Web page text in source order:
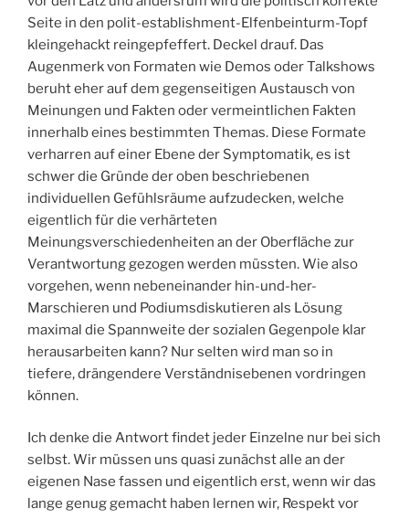
Seite in den polit-establishment-Elfenbeinturm-Topf
kleingehackt reingepfeffert. Deckel drauf. Das
Augenmerk von Formaten wie Demos oder Talkshows
beruht eher auf dem gegenseitigen Austausch von
Meinungen und Fakten oder vermeintlichen Fakten
innerhalb eines bestimmten Themas. Diese Formate
verharren auf einer Ebene der Symptomatik, es ist
schwer die Gründe der oben beschriebenen
individuellen Gefühlsräume aufzudecken, welche
eigentlich für die verhärteten
Meinungsverschiedenheiten an der Oberfläche zur
Verantwortung gezogen werden müssten. Wie also
vorgehen, wenn nebeneinander hin-und-her-
Marschieren und Podiumsdiskutieren als Lösung
maximal die Spannweite der sozialen Gegenpole klar
herausarbeiten kann? Nur selten wird man so in
tiefere, drängendere Verständnisebenen vordringen
können.
Ich denke die Antwort findet jeder Einzelne nur bei sich
selbst. Wir müssen uns quasi zunächst alle an der
eigenen Nase fassen und eigentlich erst, wenn wir das
lange genug gemacht haben lernen wir, Respekt vor